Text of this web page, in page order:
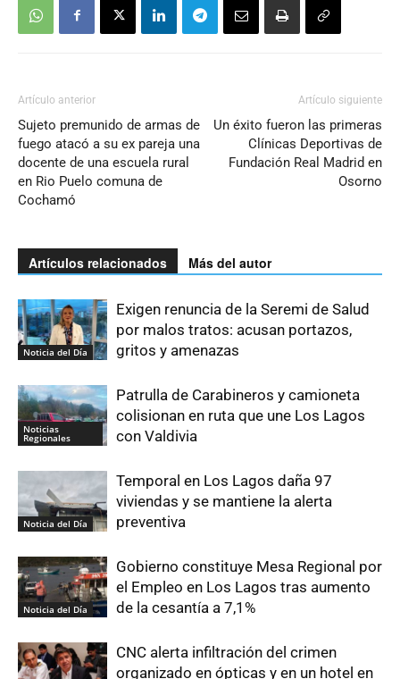
Artículo anterior
Sujeto premunido de armas de
fuego atacó a su ex pareja una
docente de una escuela rural
en Rio Puelo comuna de
Cochamó
Artículo siguiente
Un éxito fueron las primeras
Clínicas Deportivas de
Fundación Real Madrid en
Osorno
Artículos relacionados Más del autor
Noticia del Día
Exigen renuncia de la Seremi de Salud
por malos tratos: acusan portazos,
gritos y amenazas
Noticias
Regionales
Patrulla de Carabineros y camioneta
colisionan en ruta que une Los Lagos
con Valdivia
Noticia del Día
Temporal en Los Lagos daña 97
viviendas y se mantiene la alerta
preventiva
Noticia del Día
Gobierno constituye Mesa Regional por
el Empleo en Los Lagos tras aumento
de la cesantía a 7,1%
CNC alerta infiltración del crimen
organizado en ópticas y en un hotel en